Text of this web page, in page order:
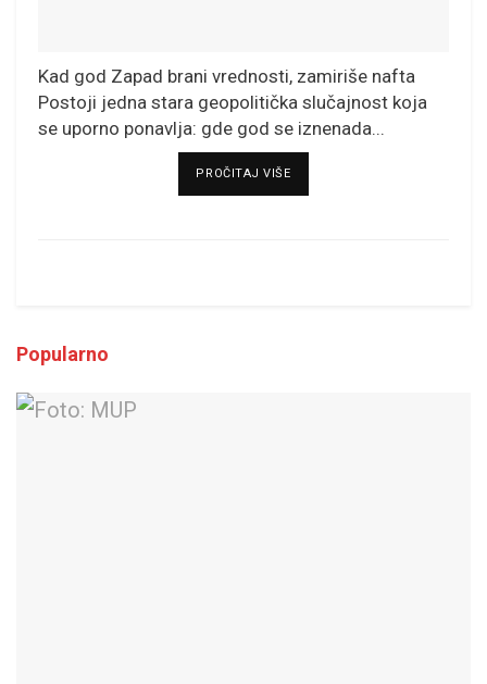
Kad god Zapad brani vrednosti, zamiriše nafta
Postoji jedna stara geopolitička slučajnost koja
se uporno ponavlja: gde god se iznenada...
PROČITAJ VIŠEDETAILS
Popularno